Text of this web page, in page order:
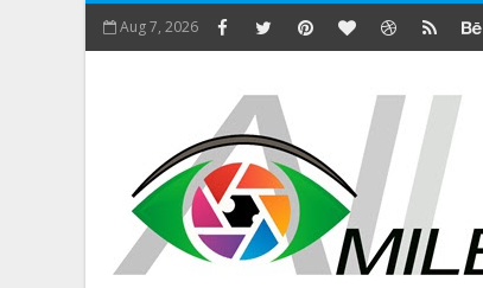
Aug 7, 2026